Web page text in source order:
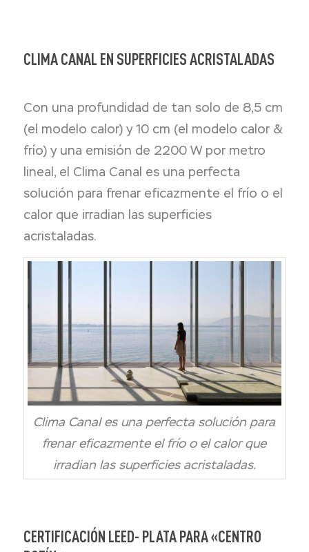
CLIMA CANAL EN SUPERFICIES ACRISTALADAS
Con una profundidad de tan solo de 8,5 cm
(el modelo calor) y 10 cm (el modelo calor &
frío) y una emisión de 2200 W por metro
lineal, el Clima Canal es una perfecta
solución para frenar eficazmente el frío o el
calor que irradian las superficies
acristaladas.
Clima Canal es una perfecta solución para
frenar eficazmente el frío o el calor que
irradian las superficies acristaladas.
CERTIFICACIÓN LEED- PLATA PARA «CENTRO